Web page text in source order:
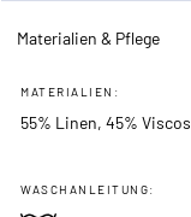
Materialien & Pflege
MATERIALIEN:
55% Linen, 45%
WASCHANLEITUNG: